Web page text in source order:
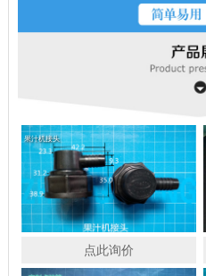
果汁机接头
点此询价